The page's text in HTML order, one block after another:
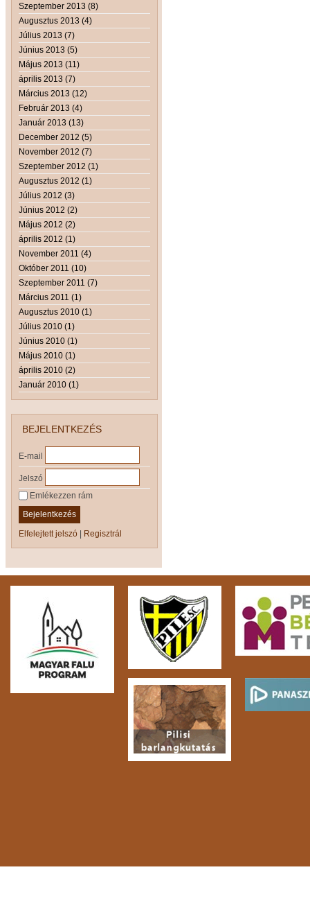
Szeptember 2013 (8)
Augusztus 2013 (4)
Július 2013 (7)
Június 2013 (5)
Május 2013 (11)
április 2013 (7)
Március 2013 (12)
Február 2013 (4)
Január 2013 (13)
December 2012 (5)
November 2012 (7)
Szeptember 2012 (1)
Augusztus 2012 (1)
Július 2012 (3)
Június 2012 (2)
Május 2012 (2)
április 2012 (1)
November 2011 (4)
Október 2011 (10)
Szeptember 2011 (7)
Március 2011 (1)
Augusztus 2010 (1)
Július 2010 (1)
Június 2010 (1)
Május 2010 (1)
április 2010 (2)
Január 2010 (1)
BEJELENTKEZÉS
E-mail
Jelszó
Emlékezzen rám
Bejelentkezés
Elfelejtett jelszó | Regisztrál